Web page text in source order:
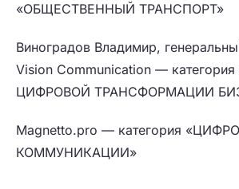
«ОБЩЕСТВЕННЫЙ ТРАНСПОРТ»
Виноградов Владимир,
Vision Communication —
ЦИФРОВОЙ ТРАНСФОРМАЦИИ
Magnetto.pro — категория
КОММУНИКАЦИИ»